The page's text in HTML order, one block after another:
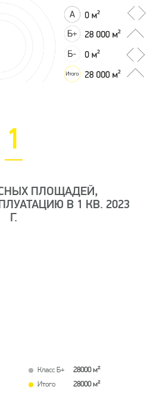
1
ПЛОЩАДЕЙ,
В 1 КВ. 2023
Г.
Класс Б+
Итого
28000 м²
28000 м²